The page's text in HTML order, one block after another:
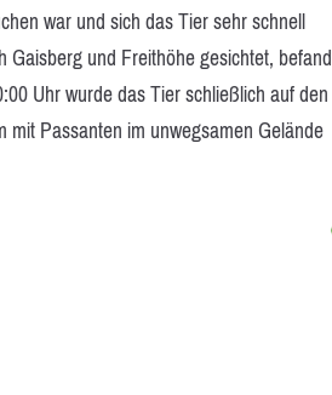
war und sich das Tier sehr schnell
und Freithöhe gesichtet, befand
Uhr wurde das Tier schließlich auf den
Passanten im unwegsamen Gelände